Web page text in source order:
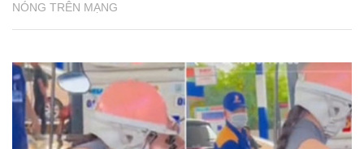
NÓNG TRÊN MẠNG